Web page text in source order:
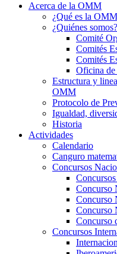
Acerca de la OMM
¿Qué es la
¿Quiénes somos?
Comité
Comités
Comités
Oficina
Estructura y
OMM
Protocolo de
Igualdad,
Historia
Actividades
Calendario
Canguro
Concursos
Concurso
Concurso
Concurso
Concurso
Concursos